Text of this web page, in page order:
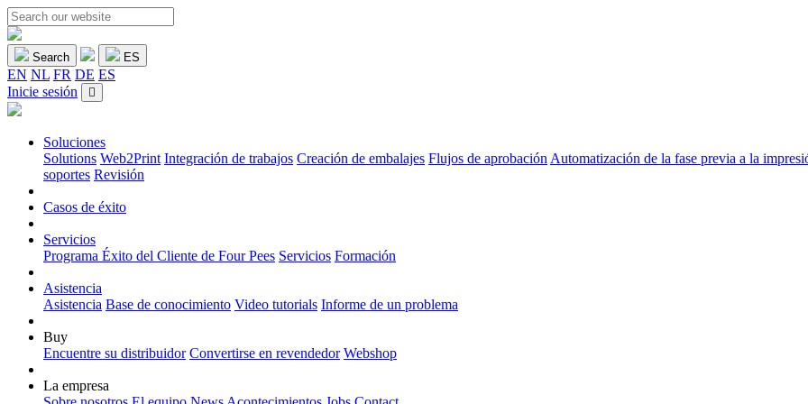
Search ES
EN NL FR DE ES
Inicie sesión
Soluciones
Solutions Web2Print Integración de trabajos Creación de embalajes Flujos de aprobación Automatización de la fase previa a la
soportes Revisión
Casos de éxito
Servicios
Programa Éxito del Cliente de Four Pees Servicios Formación
Asistencia
Asistencia Base de conocimiento Video tutorials Informe de un problema
Buy
Encuentre su distribuidor Convertirse en revendedor Webshop
La empresa